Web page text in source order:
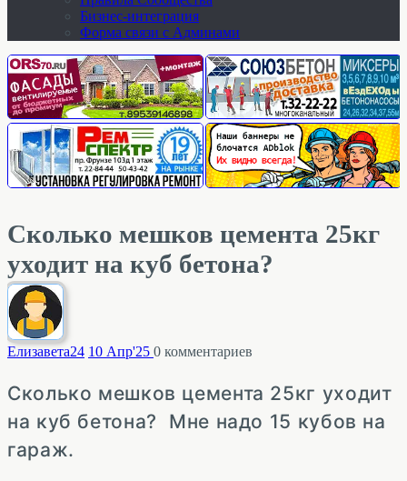
Бизнес-интеграция
Форма связи с Админами
Сколько мешков цемента 25кг
уходит на куб бетона?
Елизавета24 10 Апр'25 0 комментариев
Сколько мешков цемента 25кг уходит
на куб бетона? Мне надо 15 кубов на
гараж.